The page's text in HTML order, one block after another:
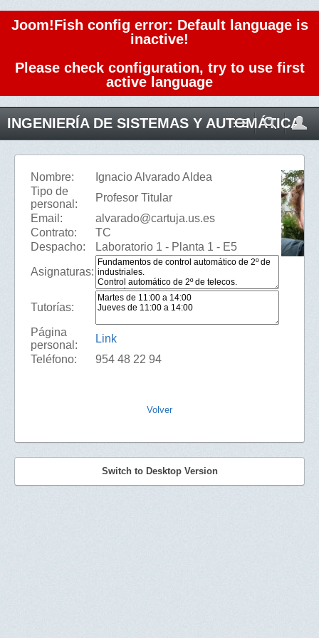
Joom!Fish config error: Default language is
inactive!
Please check configuration, try to use first
active language
INGENIERÍA DE SISTEMAS Y AUTOMÁTICA
Nombre:
Ignacio Alvarado Aldea
Tipo de
personal:
Profesor Titular
Email:
alvarado@cartuja.us.es
Contrato:
TC
Despacho:
Laboratorio 1 - Planta 1 - E5
Asignaturas:
Tutorías:
Página
personal:
Link
Teléfono:
954 48 22 94
Volver
Switch to Desktop Version